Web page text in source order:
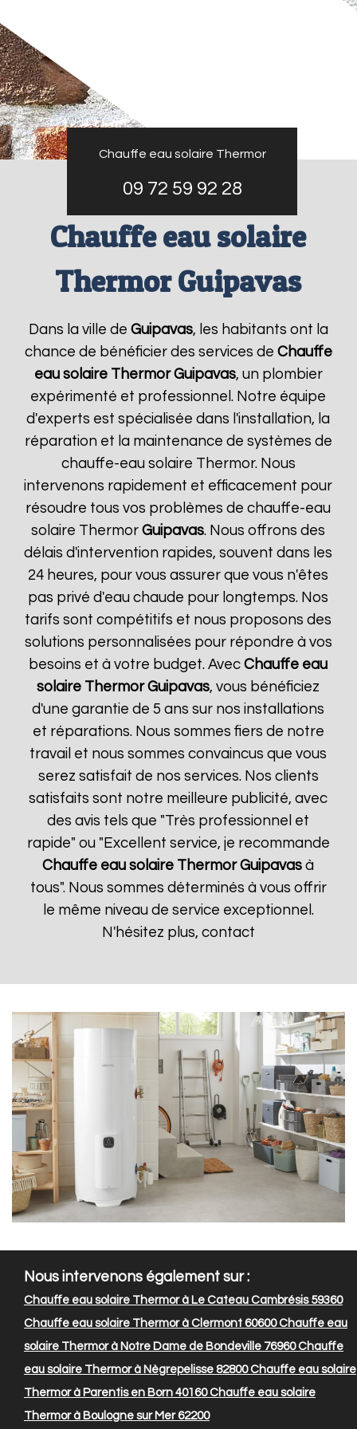
Chauffe eau solaire Thermor
09 72 59 92 28
Chauffe eau solaire
Thermor Guipavas
Dans la ville de Guipavas, les habitants ont la
chance de bénéficier des services de Chauffe
eau solaire Thermor Guipavas, un plombier
expérimenté et professionnel. Notre équipe
d'experts est spécialisée dans l'installation, la
réparation et la maintenance de systèmes de
chauffe-eau solaire Thermor. Nous
intervenons rapidement et efficacement pour
résoudre tous vos problèmes de chauffe-eau
solaire ThermorGuipavas. Nous offrons des
délais d'intervention rapides, souvent dans les
24 heures, pour vous assurer que vous n'êtes
pas privé d'eau chaude pour longtemps. Nos
tarifs sont compétitifs et nous proposons des
solutions personnalisées pour répondre à vos
besoins et à votre budget. AvecChauffe eau
solaire Thermor Guipavas, vous bénéficiez
d'une garantie de 5 ans sur nos installations
et réparations. Nous sommes fiers de notre
travail et nous sommes convaincus que vous
serez satisfait de nos services. Nos clients
satisfaits sont notre meilleure publicité, avec
des avis tels que "Très professionnel et
rapide" ou "Excellent service, je recommande
Chauffe eau solaire Thermor Guipavas à
tous". Nous sommes déterminés à vous offrir
le même niveau de service exceptionnel.
N'hésitez plus, contact
Nous intervenons également sur :
Chauffe eau solaire Thermor à Le Cateau Cambrésis 59360
Chauffe eau solaire Thermor à Clermont 60600Chauffe eau
solaire Thermor à Notre Dame de Bondeville 76960Chauffe
eau solaire Thermor à Nègrepelisse 82800Chauffe eau solaire
Thermor à Parentis en Born 40160Chauffe eau solaire
Thermor à Boulogne sur Mer 62200